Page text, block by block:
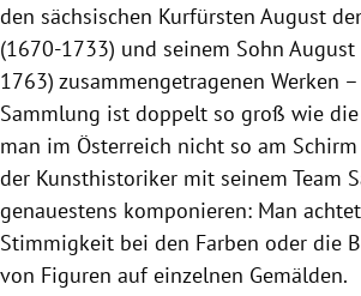
den sächsischen Kurfürsten August
(1670-1733) und seinem Sohn August
1763) zusammengetragenen Werken
Sammlung ist doppelt so groß wie die
man im Österreich nicht so am
der Kunsthistoriker mit seinem Team
genauestens komponieren: Man
Stimmigkeit bei den Farben oder die
von Figuren auf einzelnen Gemälden.